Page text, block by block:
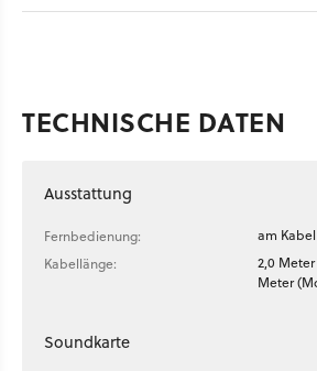
TECHNISCHE DATEN
Ausstattung
Fernbedienung:
am Kabel
Kabellänge:
2,0 Meter
Meter
Soundkarte